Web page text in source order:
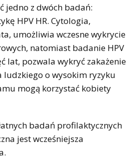
jedno z dwóch badań:
HPV HR. Cytologia,
umożliwia wczesne wykrycie
natomiast badanie HPV
lat, pozwala wykryć zakażenie
o wysokim ryzyku
mogą korzystać kobiety
badań profilaktycznych
jest wcześniejsza